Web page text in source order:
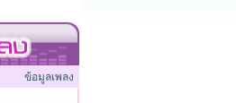
ข้อมูลเพลง